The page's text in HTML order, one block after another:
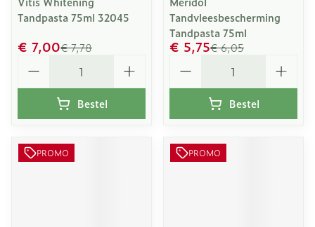
Tandpasta 75ml 32045
€ 7,78
€ 7,00
Bestel
Tandvleesbescherming
Tandpasta 75ml
€ 6,05
€ 5,75
Bestel
PROMO PROMO